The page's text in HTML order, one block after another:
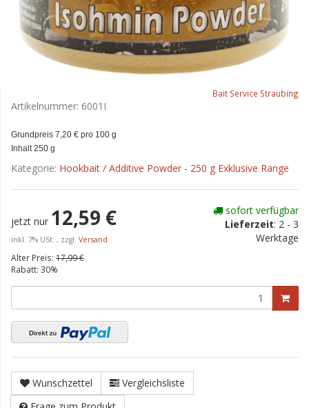
Bait Service Straubing
Artikelnummer: 6001I
Grundpreis 7,20 € pro 100 g
Inhalt 250 g
Kategorie: Hookbait / Additive Powder - 250 g Exklusive Range
jetzt nur 12,59 €
inkl. 7% USt. , zzgl. Versand
Alter Preis: 17,99 €
Rabatt: 30%
sofort verfügbar
Lieferzeit: 2 - 3
Werktage
Wunschzettel
Vergleichsliste